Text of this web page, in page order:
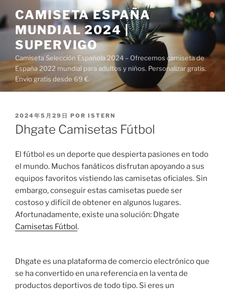
al
contenido
CAMISETA ESPAÑA
MUNDIAL 2024 |
SUPERVIGO
Camiseta Selección Española 2024 – Ofrecemos camiseta de
España 2022 mundial para adultos y niños. Personalizar gratis.
Envío gratis desde 69 €.
PUBLICADO
EL
2024年5月29日 POR ISTERN
Dhgate Camisetas Fútbol
El fútbol es un deporte que despierta pasiones en todo
el mundo. Muchos fanáticos disfrutan apoyando a sus
equipos favoritos vistiendo las camisetas oficiales. Sin
embargo, conseguir estas camisetas puede ser
costoso y difícil de obtener en algunos lugares.
Afortunadamente, existe una solución: Dhgate
Camisetas Fútbol.
Dhgate es una plataforma de comercio electrónico que
se ha convertido en una referencia en la venta de
productos deportivos de todo tipo. Si eres un